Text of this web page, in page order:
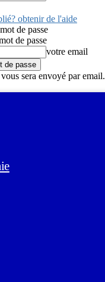
obtenir de l'aide
de passe
de passe
votre email
sera envoyé par email.